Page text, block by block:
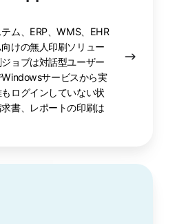
ム、ERP、WMS、EHR
けの無人印刷ソリュー
ョブは対話型ユーザー
サービスから実
ログインしていない状
書、レポートの印刷は